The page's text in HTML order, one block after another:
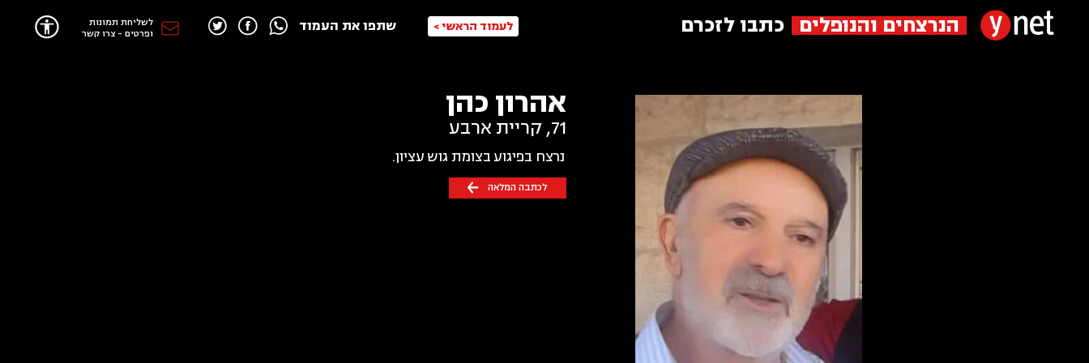
הנרצחים והנופלים כתבו לזכרם לעמוד הראשי > שתפו את העמוד
לשליחת תמונות
ופרטים - צרו קשר
אהרון כהן
71
,קריית ארבע
נרצח בפיגוע בצומת גוש עציון.
לכתבה המלאה